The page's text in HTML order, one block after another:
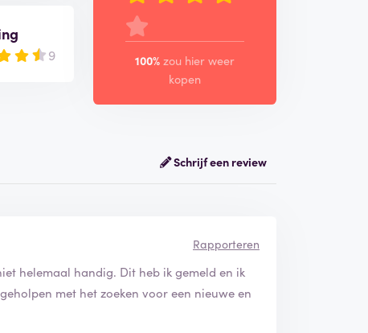
9 100% zou hier weer
kopen
Schrijf een review
Rapporteren
helemaal handig. Dit heb ik gemeld en ik
met het zoeken voor een nieuwe en